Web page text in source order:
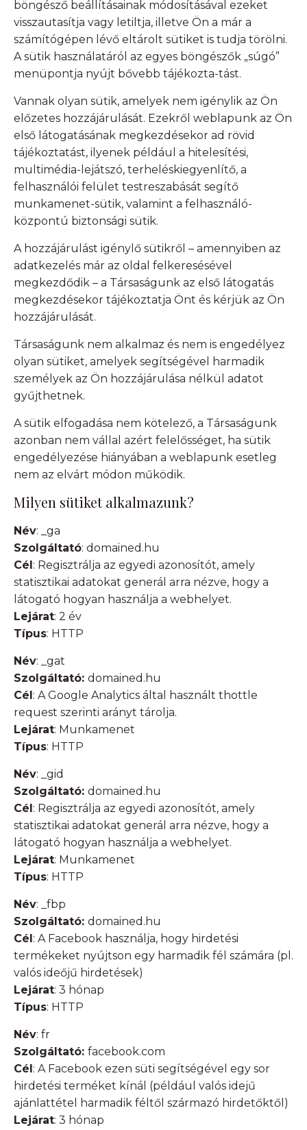
böngésző beállításainak módosításával ezeket
visszautasítja vagy letiltja, illetve Ön a már a
számítógépen lévő eltárolt sütiket is tudja törölni.
A sütik használatáról az egyes böngészők „súgó”
menüpontja nyújt bővebb tájékozta-tást.
Vannak olyan sütik, amelyek nem igénylik az Ön
előzetes hozzájárulását. Ezekről weblapunk az Ön
első látogatásának megkezdésekor ad rövid
tájékoztatást, ilyenek például a hitelesítési,
multimédia-lejátszó, terheléskiegyenlítő, a
felhasználói felület testreszabását segítő
munkamenet-sütik, valamint a felhasználó-
központú biztonsági sütik.
A hozzájárulást igénylő sütikről – amennyiben az
adatkezelés már az oldal felkeresésével
megkezdődik – a Társaságunk az első látogatás
megkezdésekor tájékoztatja Önt és kérjük az Ön
hozzájárulását.
Társaságunk nem alkalmaz és nem is engedélyez
olyan sütiket, amelyek segítségével harmadik
személyek az Ön hozzájárulása nélkül adatot
gyűjthetnek.
A sütik elfogadása nem kötelező, a Társaságunk
azonban nem vállal azért felelősséget, ha sütik
engedélyezése hiányában a weblapunk esetleg
nem az elvárt módon működik.
Milyen sütiket alkalmazunk?
Név: _ga
Szolgáltató: domained.hu
Cél: Regisztrálja az egyedi azonosítót, amely
statisztikai adatokat generál arra nézve, hogy a
látogató hogyan használja a webhelyet.
Lejárat: 2 év
Típus: HTTP
Név: _gat
Szolgáltató: domained.hu
Cél: A Google Analytics által használt thottle
request szerinti arányt tárolja.
Lejárat: Munkamenet
Típus: HTTP
Név: _gid
Szolgáltató: domained.hu
Cél: Regisztrálja az egyedi azonosítót, amely
statisztikai adatokat generál arra nézve, hogy a
látogató hogyan használja a webhelyet.
Lejárat: Munkamenet
Típus: HTTP
Név: _fbp
Szolgáltató: domained.hu
Cél: A Facebook használja, hogy hirdetési
termékeket nyújtson egy harmadik fél számára (pl.
valós ideőjű hirdetések)
Lejárat: 3 hónap
Típus: HTTP
Név: fr
Szolgáltató: facebook.com
Cél: A Facebook ezen süti segítségével egy sor
hirdetési terméket kínál (például valós idejű
ajánlattétel harmadik féltől származó hirdetőktől)
Lejárat: 3 hónap